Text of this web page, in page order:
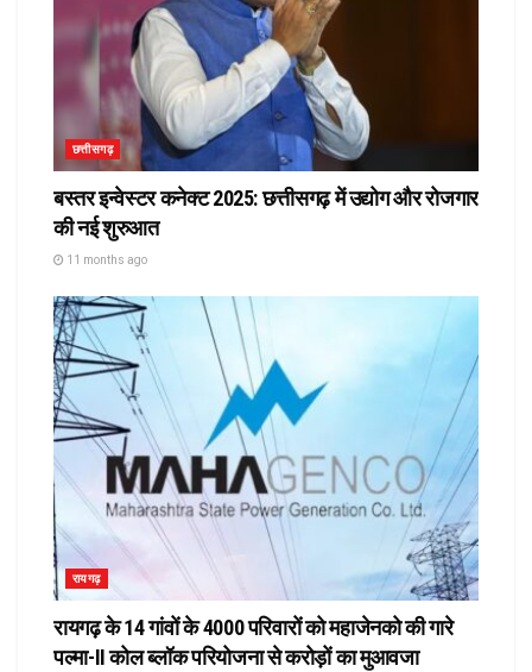
छत्तीसगढ़
बस्तर इन्वेस्टर कनेक्ट 2025: छत्तीसगढ़ में उद्योग और रोजगार
की नई शुरुआत
11 months ago
रायगढ़
रायगढ़ के 14 गांवों के 4000 परिवारों को महाजेनको की गारे
पल्मा-II कोल ब्लॉक परियोजना से करोड़ों का मुआवजा